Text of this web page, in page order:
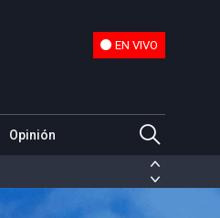
EN VIVO
Opinión